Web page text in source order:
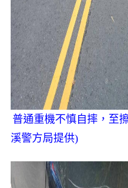
普通重機不慎自摔，至
溪警方局提供)